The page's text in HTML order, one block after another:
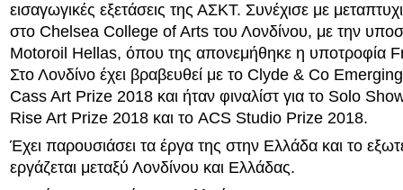
εισαγωγικές εξετάσεις της ΑΣΚΤ. Συνέχισε με
στο Chelsea College of Arts του Λονδίνου, με την
Motoroil Hellas, όπου της απονεμήθηκε η υποτροφία
Στο Λονδίνο έχει βραβευθεί με το Clyde & Co
Cass Art Prize 2018 και ήταν φιναλίστ για το Solo
Rise Art Prize 2018 και το ACS Studio Prize 2018.
Έχει παρουσιάσει τα έργα της στην Ελλάδα και το
εργάζεται μεταξύ Λονδίνου και Ελλάδας.